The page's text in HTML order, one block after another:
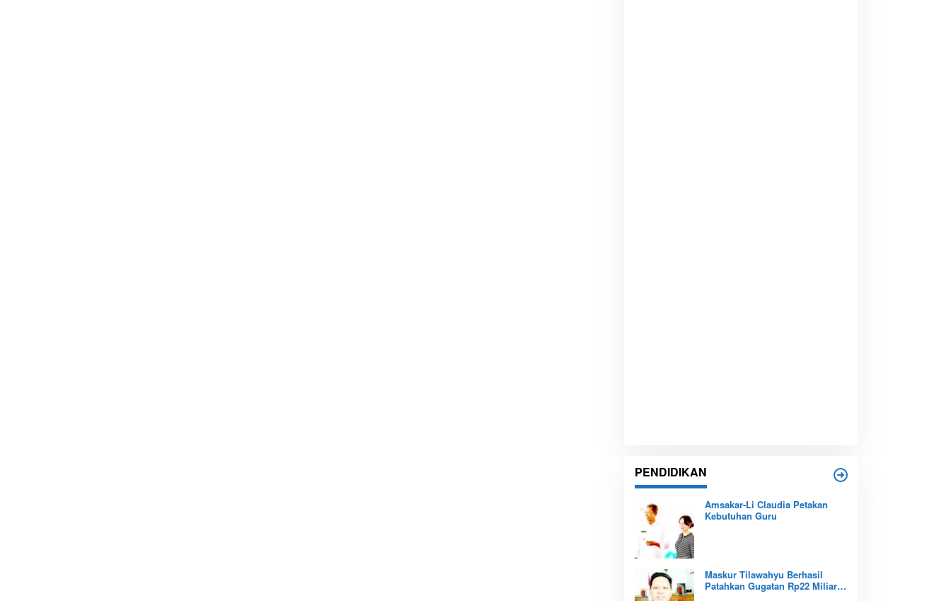
PENDIDIKAN
Amsakar-Li Claudia Petakan
Kebutuhan Guru
Maskur Tilawahyu Berhasil
Patahkan Gugatan Rp22 Miliar,